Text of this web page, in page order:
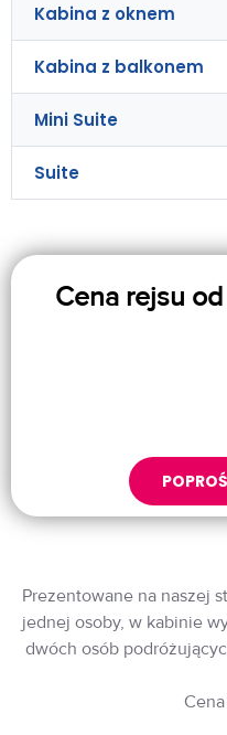
Kabina z oknem
Kabina z balkonem
Mini Suite
Suite
Cena rejsu od
Prezentowane na naszej
jednej osoby, w kabinie
dwóch osób